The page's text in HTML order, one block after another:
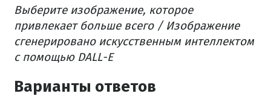
Выберите изображение, которое
привлекает больше всего / Изображение
сгенерировано искусственным интеллектом
с помощью DALL-E
Варианты ответов